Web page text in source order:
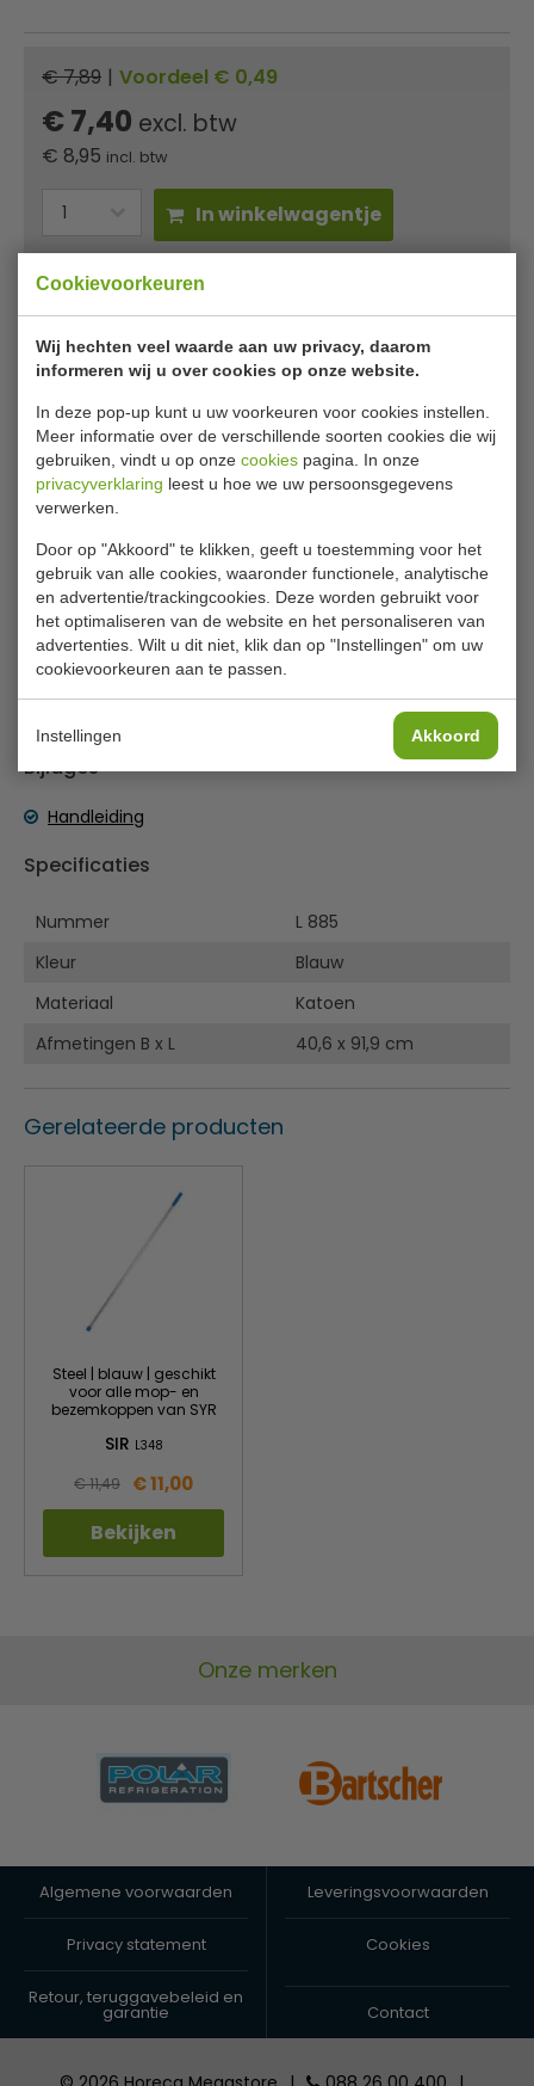
Cookievoorkeuren
Wij hechten veel waarde aan uw privacy, daarom
informeren wij u over cookies op onze website.
In deze pop-up kunt u uw voorkeuren voor cookies instellen.
Meer informatie over de verschillende soorten cookies die wij
gebruiken, vindt u op onze cookies pagina. In onze
privacyverklaring leest u hoe we uw persoonsgegevens
verwerken.
Door op "Akkoord" te klikken, geeft u toestemming voor het
gebruik van alle cookies, waaronder functionele, analytische
en advertentie/trackingcookies. Deze worden gebruikt voor
het optimaliseren van de website en het personaliseren van
advertenties. Wilt u dit niet, klik dan op "Instellingen" om uw
cookievoorkeuren aan te passen.
Instellingen Akkoord
€ 7,89 | Voordeel € 0,49
€ 7,40 excl. btw
€ 8,95 incl. btw
In winkelwagentje
✔ Gratis verzending* ✔ 24 uur levering ✔ Laagste
prijsgarantie
SYR stay-flat Kentucky mop katoen
blauw
De Kentucky mopkop is een traditionele mop gemaakt
van katoen. Dankzij de band blijft de mop plat liggen en
kan daarom gebruikt worden om vuil efficiënt van de
meeste harde vloeren te verwijderen. Deze blauwe mop is
geschikt voor het reinigen van toiletruimtes en kan
gebruikt worden in combinatie met standaard
mopemmers.
De mop past op steel L348 en maakt deel uit van een
uitwisselbaar systeem van kleurcode
schoonmaakproducten.
Traditionele mopkop met band
Voordelig garen
Wasbaar
Geschikt voor standaard mopemmers
Te gebruiken op de meeste harde vloeren
CHSA geaccrediteerd
Bijlages
Handleiding
Specificaties
Nummer
L 885
Kleur
Blauw
Materiaal
Katoen
Afmetingen B x L
40,6 x 91,9 cm
Gerelateerde producten
Steel | blauw | geschikt
voor alle mop- en
bezemkoppen van SYR
SIR L348
€ 11,49 € 11,00
Bekijken
Onze merken
Algemene voorwaarden Leveringsvoorwaarden
Privacy statement Cookies
Retour, teruggavebeleid en
garantie Contact